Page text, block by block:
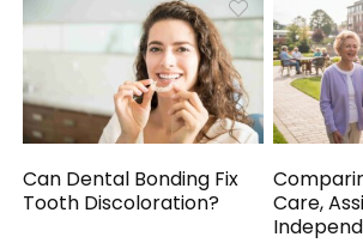
Can Dental Bonding Fix
Tooth Discoloration?
Care,